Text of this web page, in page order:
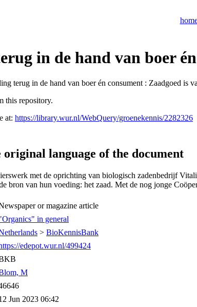
in de hand van boer
terug in de hand van boer én consument : Zaadgoed is
this repository.
at: https://library.wur.nl/WebQuery/groenekennis/2282326
language of the document
met de oprichting van biologisch zadenbedrijf
bron van hun voeding: het zaad. Met de nog jonge
or magazine article
in general
> BioKennisBank
edepot.wur.nl/499424
M
Jun 2023 06:42